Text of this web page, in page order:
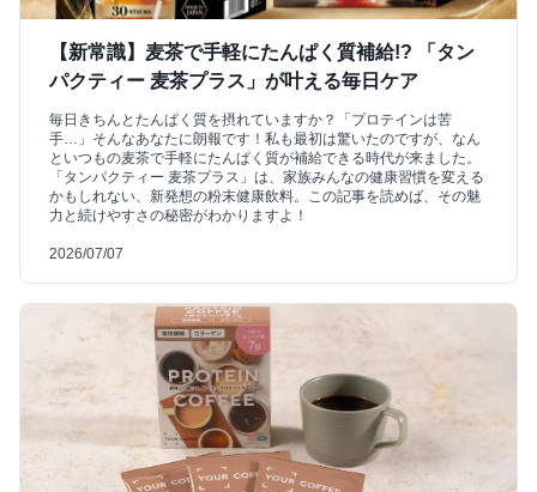
【新常識】麦茶で手軽にたんぱく質補給!? 「タン
パクティー 麦茶プラス」が叶える毎日ケア
毎日きちんとたんぱく質を摂れていますか？「プロテインは苦
手…」そんなあなたに朗報です！私も最初は驚いたのですが、なん
といつもの麦茶で手軽にたんぱく質が補給できる時代が来ました。
「タンパクティー 麦茶プラス」は、家族みんなの健康習慣を変える
かもしれない、新発想の粉末健康飲料。この記事を読めば、その魅
力と続けやすさの秘密がわかりますよ！
2026/07/07